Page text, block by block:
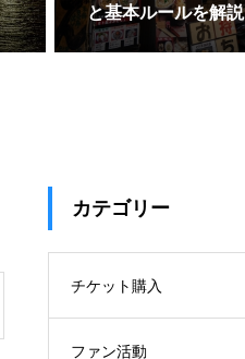
と基本ルールを解説
カテゴリー
チケット購入
ファン活動